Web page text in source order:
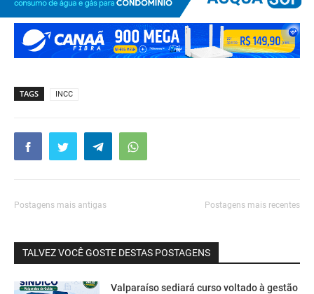
TAGS INCC
Postagens mais antigas Postagens mais recentes
TALVEZ VOCÊ GOSTE DESTAS POSTAGENS
Valparaíso sediará curso voltado à gestão